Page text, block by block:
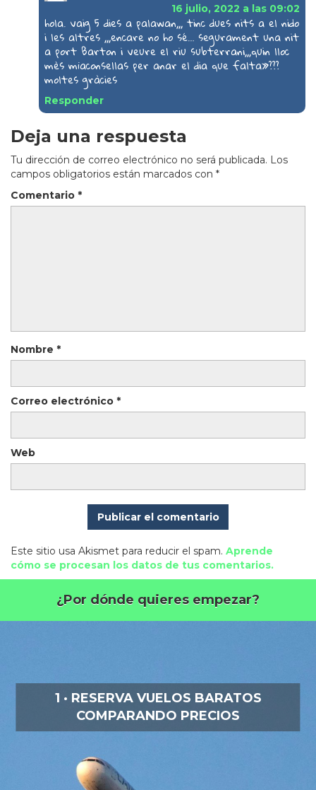
16 julio, 2022 a las 09:02
hola. vaig 5 dies a palawan,,, tinc dues nits a el nido
i les altres ,,,encare no ho sé… segurament una nit
a port Barton i veure el riu subterrani,,,quin lloc
mès m¡aconsellas per anar el dia que falta»???
moltes gràcies
Responder
Deja una respuesta
Tu dirección de correo electrónico no será publicada. Los
campos obligatorios están marcados con *
Comentario *
Nombre *
Correo electrónico *
Web
Este sitio usa Akismet para reducir el spam. Aprende
cómo se procesan los datos de tus comentarios.
¿Por dónde quieres empezar?
1 · RESERVA VUELOS BARATOS
COMPARANDO PRECIOS